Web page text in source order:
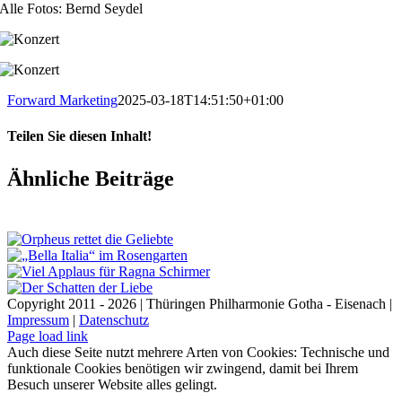
Alle Fotos: Bernd Seydel
Forward Marketing2025-03-18T14:51:50+01:00
Teilen Sie diesen Inhalt!
Facebook
X
LinkedIn
E-
Mail
Ähnliche Beiträge
Copyright 2011 - 2026 | Thüringen Philharmonie Gotha - Eisenach |
Impressum | Datenschutz
Facebook
Instagram
WhatsApp
YouTube
E-
Mail
Telefon
Page load link
Auch diese Seite nutzt mehrere Arten von Cookies: Technische und
funktionale Cookies benötigen wir zwingend, damit bei Ihrem
Besuch unserer Website alles gelingt.